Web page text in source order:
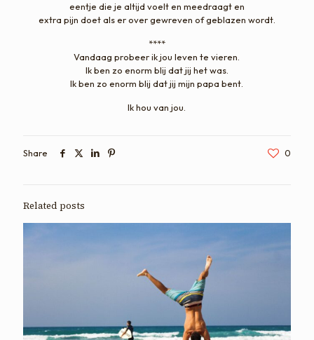
eentje die je altijd voelt en meedraagt en
extra pijn doet als er over gewreven of geblazen wordt.
****
Vandaag probeer ik jou leven te vieren.
Ik ben zo enorm blij dat jij het was.
Ik ben zo enorm blij dat jij mijn papa bent.
Ik hou van jou.
Share 0
Related posts